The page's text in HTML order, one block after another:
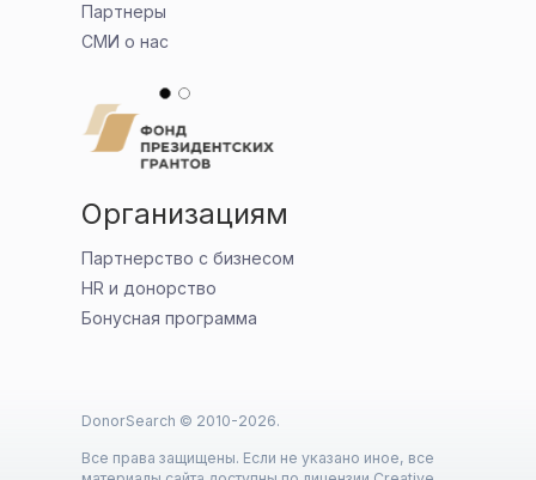
Партнеры
СМИ о нас
Организациям
Партнерство с бизнесом
HR и донорство
Бонусная программа
DonorSearch © 2010-2026.
Все права защищены. Если не указано иное, все